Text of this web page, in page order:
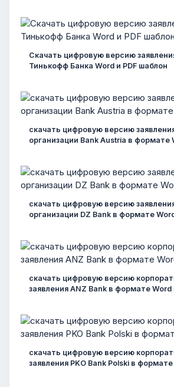
Скачать цифровую версию
Тинькофф Банка Word и PDF шаблон
скачать цифровую версию
организации Bank Austria в формате
скачать цифровую версию
организации DZ Bank в формате
скачать цифровую версию
заявления ANZ Bank в формате Word
скачать цифровую версию
заявления PKO Bank Polski в